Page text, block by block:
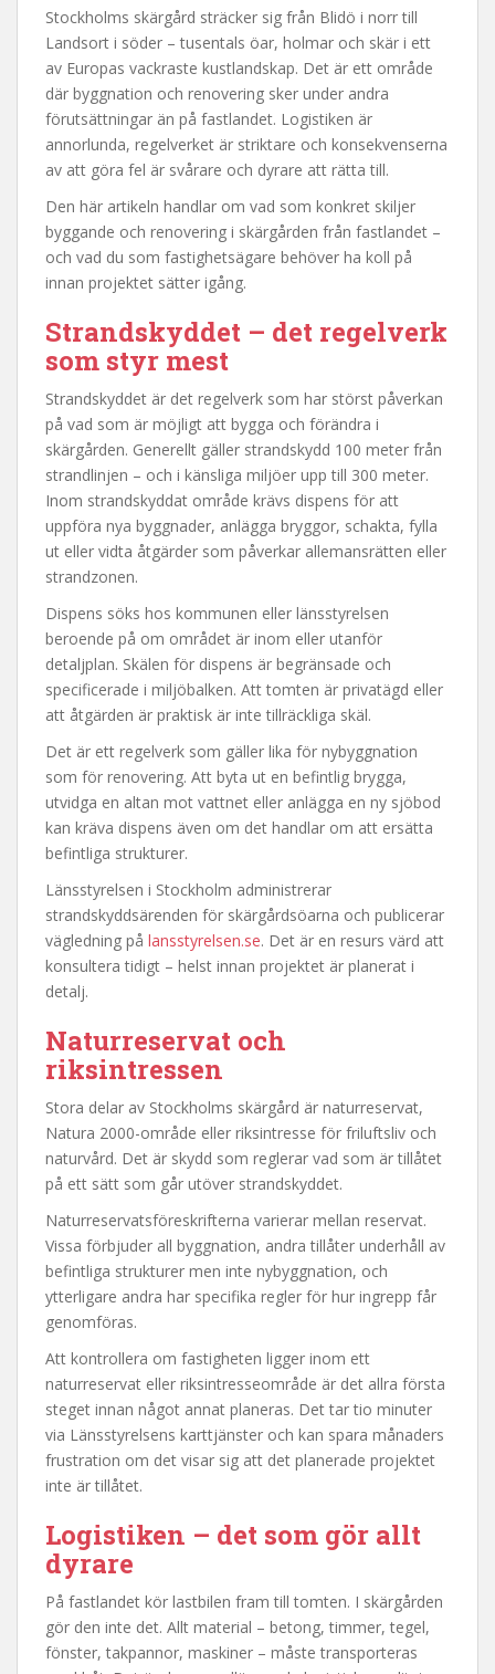
Stockholms skärgård sträcker sig från Blidö i norr till
Landsort i söder – tusentals öar, holmar och skär i ett
av Europas vackraste kustlandskap. Det är ett område
där byggnation och renovering sker under andra
förutsättningar än på fastlandet. Logistiken är
annorlunda, regelverket är striktare och konsekvenserna
av att göra fel är svårare och dyrare att rätta till.
Den här artikeln handlar om vad som konkret skiljer
byggande och renovering i skärgården från fastlandet –
och vad du som fastighetsägare behöver ha koll på
innan projektet sätter igång.
Strandskyddet – det regelverk
som styr mest
Strandskyddet är det regelverk som har störst påverkan
på vad som är möjligt att bygga och förändra i
skärgården. Generellt gäller strandskydd 100 meter från
strandlinjen – och i känsliga miljöer upp till 300 meter.
Inom strandskyddat område krävs dispens för att
uppföra nya byggnader, anlägga bryggor, schakta, fylla
ut eller vidta åtgärder som påverkar allemansrätten eller
strandzonen.
Dispens söks hos kommunen eller länsstyrelsen
beroende på om området är inom eller utanför
detaljplan. Skälen för dispens är begränsade och
specificerade i miljöbalken. Att tomten är privatägd eller
att åtgärden är praktisk är inte tillräckliga skäl.
Det är ett regelverk som gäller lika för nybyggnation
som för renovering. Att byta ut en befintlig brygga,
utvidga en altan mot vattnet eller anlägga en ny sjöbod
kan kräva dispens även om det handlar om att ersätta
befintliga strukturer.
Länsstyrelsen i Stockholm administrerar
strandskyddsärenden för skärgårdsöarna och publicerar
vägledning på lansstyrelsen.se. Det är en resurs värd att
konsultera tidigt – helst innan projektet är planerat i
detalj.
Naturreservat och
riksintressen
Stora delar av Stockholms skärgård är naturreservat,
Natura 2000-område eller riksintresse för friluftsliv och
naturvård. Det är skydd som reglerar vad som är tillåtet
på ett sätt som går utöver strandskyddet.
Naturreservatsföreskrifterna varierar mellan reservat.
Vissa förbjuder all byggnation, andra tillåter underhåll av
befintliga strukturer men inte nybyggnation, och
ytterligare andra har specifika regler för hur ingrepp får
genomföras.
Att kontrollera om fastigheten ligger inom ett
naturreservat eller riksintresseområde är det allra första
steget innan något annat planeras. Det tar tio minuter
via Länsstyrelsens karttjänster och kan spara månaders
frustration om det visar sig att det planerade projektet
inte är tillåtet.
Logistiken – det som gör allt
dyrare
På fastlandet kör lastbilen fram till tomten. I skärgården
gör den inte det. Allt material – betong, timmer, tegel,
fönster, takpannor, maskiner – måste transporteras